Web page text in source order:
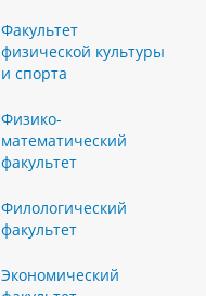
Факультет
физической культуры
и спорта
Физико-
математический
факультет
Филологический
факультет
Экономический